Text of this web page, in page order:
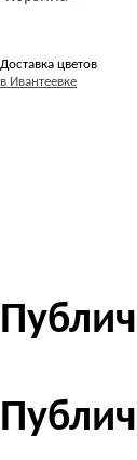
Доставка цветов
в Ивантеевке